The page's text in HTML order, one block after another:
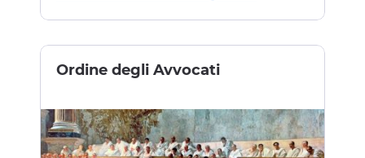
Ordine degli Avvocati